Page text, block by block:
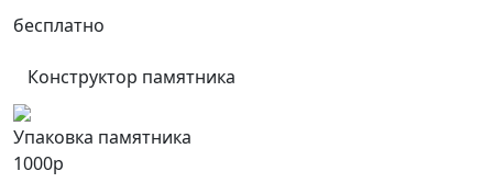
бесплатно
Конструктор памятника
Упаковка памятника
1000р